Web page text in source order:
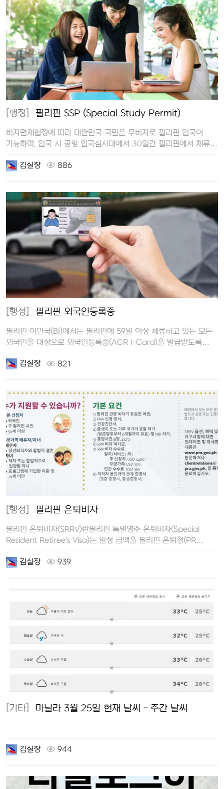
[행정] 필리핀 SSP (Special Study Permit)
비자면제협정에 따라 대한민국 국민은 무비자로 필리핀 입국이
가능하며, 입국 시 공항 입국심사대에서 30일간 필리핀에서 체류할
김실장
886
[행정] 필리핀 외국인등록증
필리핀 이민국(BI)에서는 필리핀에 59일 이상 체류하고 있는 모든
외국인을 대상으로 외국인등록증(ACR I-Card)을 발급받도록
김실장
821
[행정] 필리핀 은퇴비자
필리핀 은퇴비자(SRRV)란필리핀 특별영주 은퇴비자(Special
Resident Retiree's Visa)는 일정 금액을 필리핀 은퇴청(PR…
김실장 939
[기타] 마닐라 3월 25일 현재 날씨 - 주간 날씨
김실장 944